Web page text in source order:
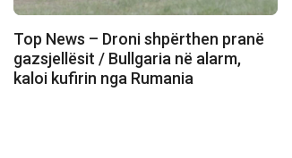
Top News – Droni shpërthen pranë
gazsjellësit / Bullgaria në alarm,
kaloi kufirin nga Rumania